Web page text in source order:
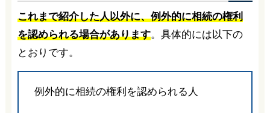
これまで紹介した人以外に、例外的に相続の権利
を認められる場合があります。具体的には以下の
とおりです。
例外的に相続の権利を認められる人